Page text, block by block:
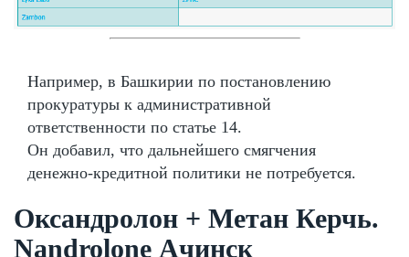
Например, в Башкирии по постановлению
прокуратуры к административной
ответственности по статье 14.
Он добавил, что дальнейшего смягчения
денежно-кредитной политики не потребуется.
Оксандролон + Метан Керчь.
Nandrolone Ачинск